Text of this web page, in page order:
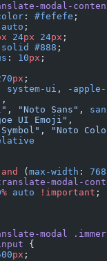
modal-
color
: #fefefe ;
auto ;
24px 24px ;
solid #888 ;
: 10px ;
px ;
system-ui , -apple-
,
, "Noto Sans" ,
UI Emoji" ,
Symbol"
, "Noto
and ( max-width : 768
translate-modal-
% auto !important ;
modal
{
px ;